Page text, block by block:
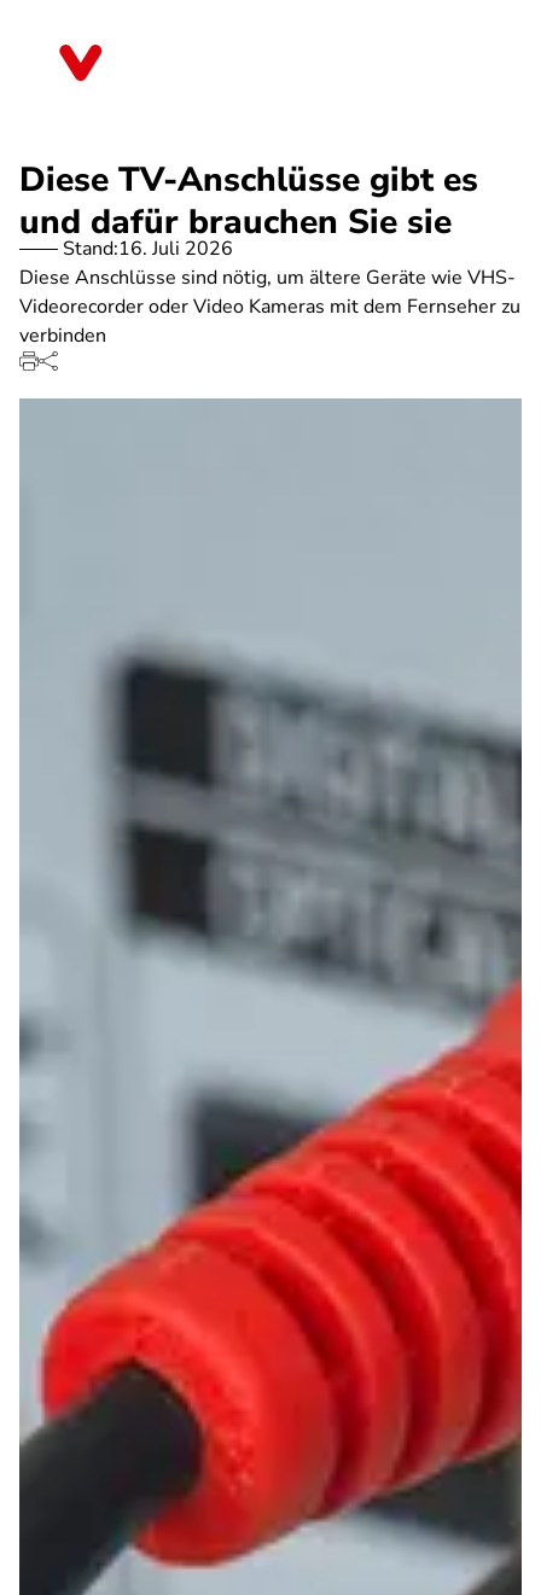
Diese TV-Anschlüsse gibt es
und dafür brauchen Sie sie
Stand:16. Juli 2026
Diese Anschlüsse sind nötig, um ältere Geräte wie VHS-
Videorecorder oder Video Kameras mit dem Fernseher zu
verbinden